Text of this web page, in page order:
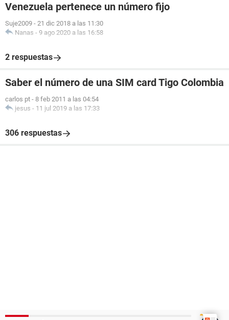
Venezuela pertenece un número fijo
Suje2009 - 21 dic 2018 a las 11:30
Nanas - 9 ago 2020 a las 16:58
2 respuestas
Saber el número de una SIM card Tigo Colombia
carlos pt - 8 feb 2011 a las 04:54
jesus - 11 jul 2019 a las 17:33
306 respuestas